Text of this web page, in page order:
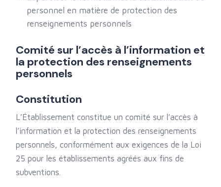
personnel en matière de protection des
renseignements personnels
Comité sur l’accès à l’information et
la protection des renseignements
personnels
Constitution
L’Établissement constitue un comité sur l’accès à
l’information et la protection des renseignements
personnels, conformément aux exigences de la Loi
25 pour les établissements agréés aux fins de
subventions.